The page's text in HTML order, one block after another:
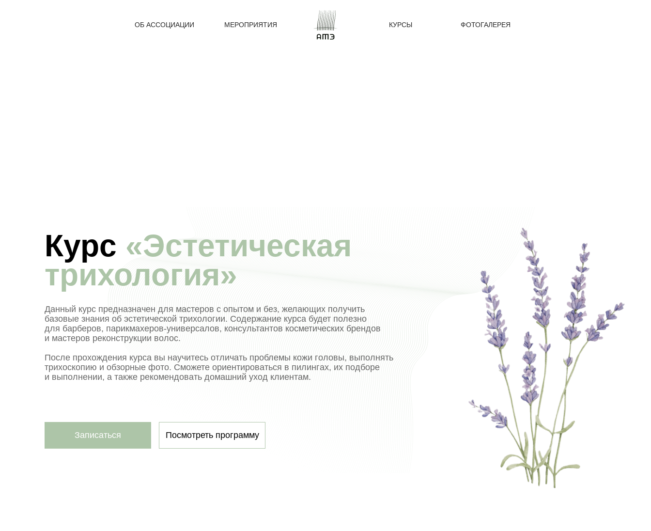
ОБ АССОЦИАЦИИ МЕРОПРИЯТИЯ ФОТОГАЛЕРЕЯ
КУРСЫ
Курс «Эстетическая
трихология»
Данный курс предназначен для мастеров с опытом и без, желающих получить
базовые знания об эстетической трихологии. Содержание курса будет полезно
для барберов, парикмахеров-универсалов, консультантов косметических брендов
и мастеров реконструкции волос.
После прохождения курса вы научитесь отличать проблемы кожи головы, выполнять
трихоскопию и обзорные фото. Сможете ориентироваться в пилингах, их подборе
и выполнении, а также рекомендовать домашний уход клиентам.
Посмотреть программу
Записаться